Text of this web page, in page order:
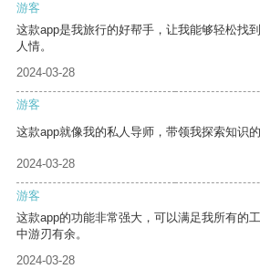
游客
这款app是我旅行的好帮手，让我能够轻松找
人情。
2024-03-28
游客
这款app就像我的私人导师，带领我探索知识的
2024-03-28
游客
这款app的功能非常强大，可以满足我所有的
中游刃有余。
2024-03-28